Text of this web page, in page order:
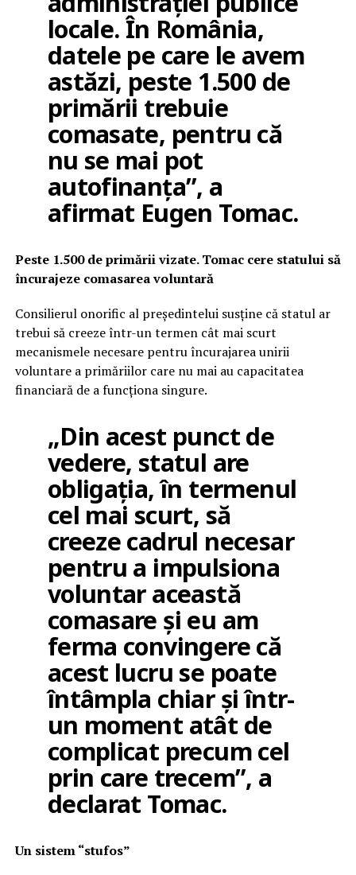
locale. În România,
datele pe care le avem
astăzi, peste 1.500 de
primării trebuie
comasate, pentru că
nu se mai pot
autofinanța”, a
afirmat Eugen Tomac.
Peste 1.500 de primării vizate. Tomac cere statului să
încurajeze comasarea voluntară
Consilierul onorific al președintelui susține că statul ar
trebui să creeze într-un termen cât mai scurt
mecanismele necesare pentru încurajarea unirii
voluntare a primăriilor care nu mai au capacitatea
financiară de a funcționa singure.
„Din acest punct de
vedere, statul are
obligația, în termenul
cel mai scurt, să
creeze cadrul necesar
pentru a impulsiona
voluntar această
comasare și eu am
ferma convingere că
acest lucru se poate
întâmpla chiar și într-
un moment atât de
complicat precum cel
prin care trecem”, a
declarat Tomac.
Un sistem “stufos”